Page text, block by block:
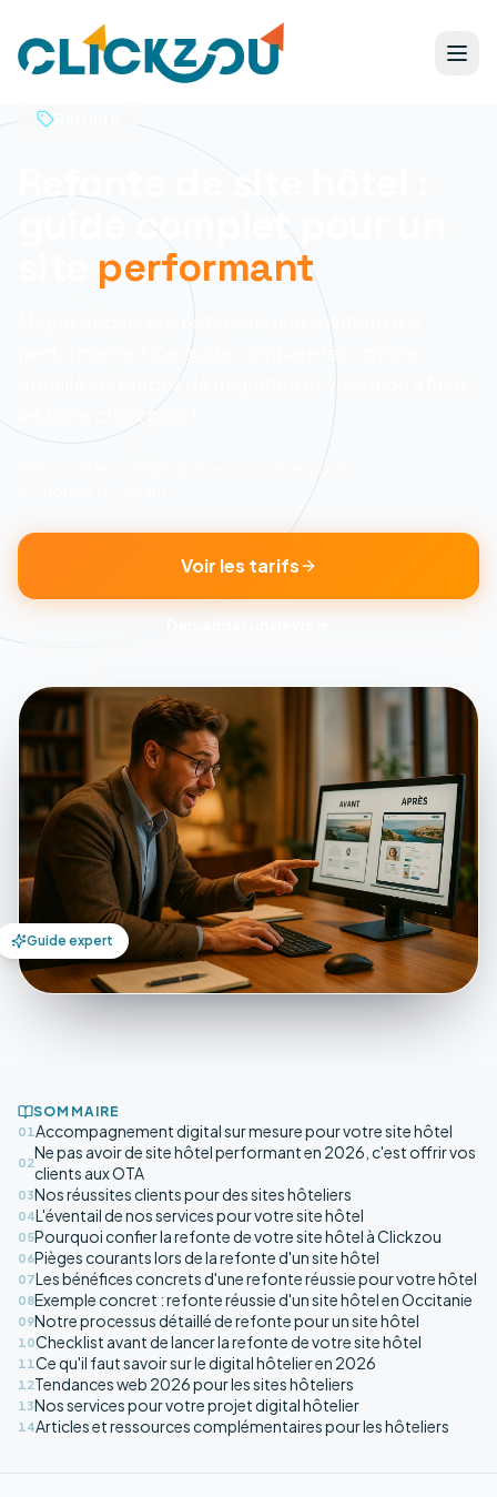
Refonte de site hôtel :
guide complet pour un
performant
Migrer depuis site hôtel vers une solution plus
performante ? Ce guide compare les options,
détaillé les étapes de migration et vous aide à faire
les bons choix pour l
27 octobre 2025
Voir les tarifs
Guide expert
SOMMAIRE
01 Accompagnement digital sur mesure pour votre site hôtel
02
Ne pas avoir de site hôtel performant en 2026, c'est offrir vos
clients aux OTA
03Nos réussites clients pour des sites hôteliers
04L'éventail de nos services pour votre site hôtel
05Pourquoi confier la refonte de votre site hôtel à Clickzou
06Pièges courants lors de la refonte d'un site hôtel
07Les bénéfices concrets d'une refonte réussie pour votre hôtel
08Exemple concret : refonte réussie d'un site hôtel en Occitanie
09Notre processus détaillé de refonte pour un site hôtel
10Checklist avant de lancer la refonte de votre site hôtel
11 Ce qu'il faut savoir sur le digital hôtelier en 2026
12Tendances web 2026 pour les sites hôteliers
13Nos services pour votre projet digital hôtelier
14Articles et ressources complémentaires pour les hôteliers